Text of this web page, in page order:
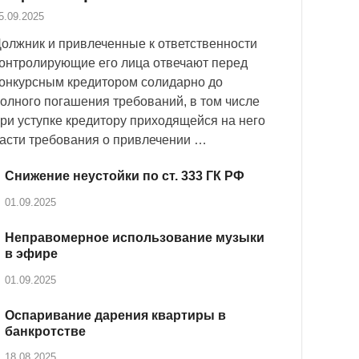
и привлеченные к ответственности
его лица отвечают перед
кредитором солидарно до
погашения требований, в том числе
уступке кредитору приходящейся на него
требования о привлечении …
Снижение неустойки по ст. 333 ГК РФ
01.09.2025
Неправомерное использование музыки
в эфире
01.09.2025
Оспаривание дарения квартиры в
банкротстве